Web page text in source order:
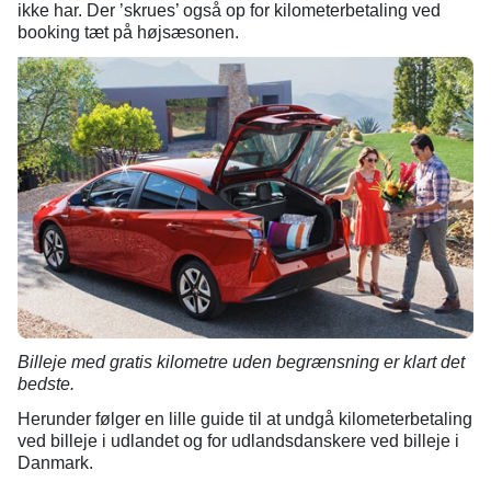
ikke har. Der ’skrues’ også op for kilometerbetaling ved
booking tæt på højsæsonen.
Billeje med gratis kilometre uden begrænsning er klart det
bedste.
Herunder følger en lille guide til at undgå kilometerbetaling
ved billeje i udlandet og for udlandsdanskere ved billeje i
Danmark.